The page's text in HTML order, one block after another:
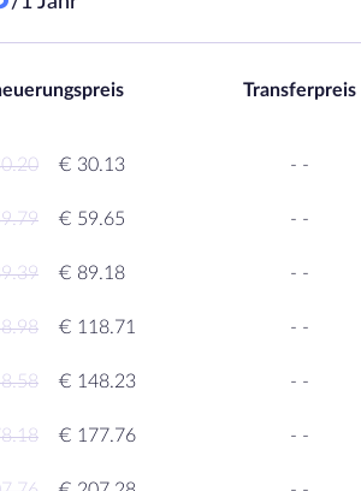
Transferpreis
€ 30.13 - -
€ 59.65 - -
€ 89.18 - -
€ 118.71 - -
€ 148.23 - -
€ 177.76 - -